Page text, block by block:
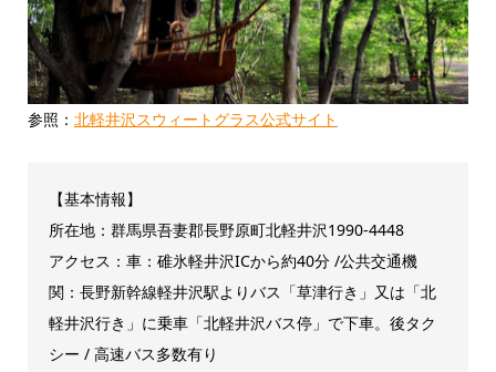
参照： 北軽井沢スウィートグラス公式サイト
【基本情報】
所在地：群馬県吾妻郡長野原町北軽井沢1990-4448
アクセス：車：碓氷軽井沢ICから約40分 /公共交通機
関：長野新幹線軽井沢駅よりバス「草津行き」又は「北
軽井沢行き」に乗車「北軽井沢バス停」で下車。後タク
シー / 高速バス多数有り